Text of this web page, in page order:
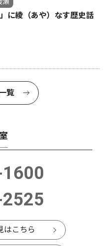
に綾（あや）なす歴史話
覧
はこちら